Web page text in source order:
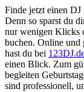
Finde jetzt einen
Denn so sparst du
nur wenigen Klicks
buchen. Online und
hast du bei
einen Blick. Zum
begleiten
sind professionell,